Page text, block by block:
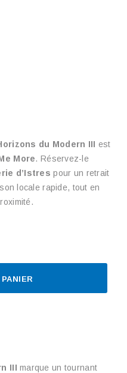
du Modern III est
More. Réservez-le
d’Istres pour un retrait
locale rapide, tout en
III marque un tournant